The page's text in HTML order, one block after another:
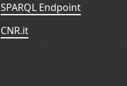
SPARQL Endpoint
CNR.it